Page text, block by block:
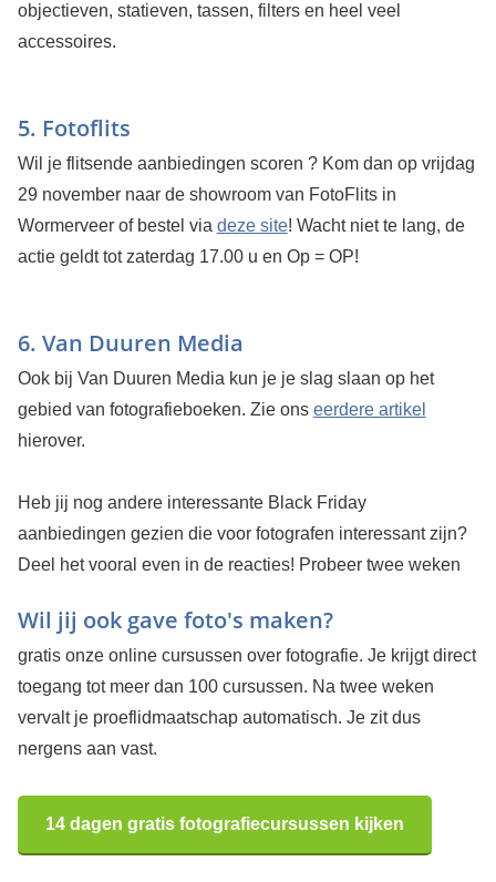
objectieven, statieven, tassen, filters en heel veel
accessoires.
5. Fotoflits
Wil je flitsende aanbiedingen scoren ? Kom dan op vrijdag
29 november naar de showroom van FotoFlits in
Wormerveer of bestel via deze site! Wacht niet te lang, de
actie geldt tot zaterdag 17.00 u en Op = OP!
6. Van Duuren Media
Ook bij Van Duuren Media kun je je slag slaan op het
gebied van fotografieboeken. Zie ons eerdere artikel
hierover.
Heb jij nog andere interessante Black Friday
aanbiedingen gezien die voor fotografen interessant zijn?
Deel het vooral even in de reacties!
Wil jij ook gave foto's maken?
Probeer twee weken
gratis onze online cursussen over fotografie. Je krijgt direct
toegang tot meer dan 100 cursussen. Na twee weken
vervalt je proeflidmaatschap automatisch. Je zit dus
nergens aan vast.
14 dagen gratis fotografiecursussen kijken